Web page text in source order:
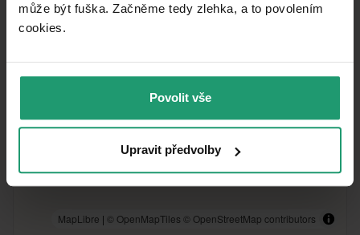
může být fuška. Začněme tedy zlehka, a to povolením
cookies.​
Povolit vše
Upravit předvolby
MapLibre | © OpenMapTiles © OpenStreetMap contributors